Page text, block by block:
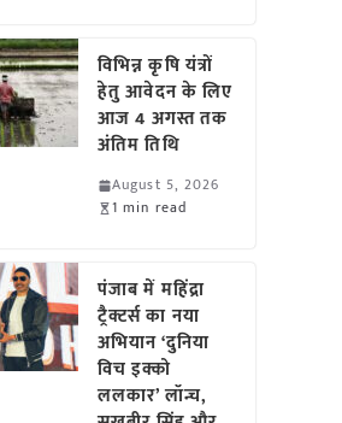
विभिन्न कृषि यंत्रों
हेतु आवेदन के लिए
आज 4 अगस्त तक
अंतिम तिथि
August 5, 2026
1 min read
पंजाब में महिंद्रा
ट्रैक्टर्स का नया
अभियान ‘दुनिया
विच इक्को
ललकार’ लॉन्च,